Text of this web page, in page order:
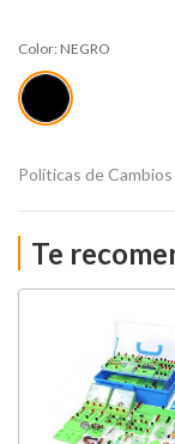
Color: NEGRO
Políticas de
Te